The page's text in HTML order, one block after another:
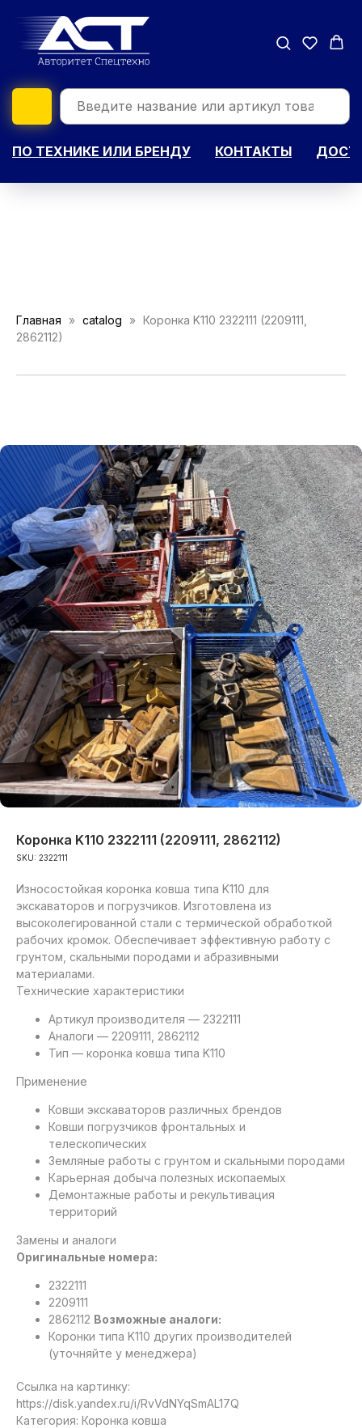
ПО ТЕХНИКЕ ИЛИ БРЕНДУ КОНТАКТЫ
Главная catalog
Коронка K110 2322111 (2209111,
2862112)
Коронка K110 2322111 (2209111, 2862112)
SKU: 2322111
Износостойкая коронка ковша типа K110 для
экскаваторов и погрузчиков. Изготовлена из
высоколегированной стали с термической обработкой
рабочих кромок. Обеспечивает эффективную работу с
грунтом, скальными породами и абразивными
материалами.
Технические характеристики
Артикул производителя — 2322111
Аналоги — 2209111, 2862112
Тип — коронка ковша типа K110
Применение
Ковши экскаваторов различных брендов
Ковши погрузчиков фронтальных и
телескопических
Земляные работы с грунтом и скальными породами
Карьерная добыча полезных ископаемых
Демонтажные работы и рекультивация
территорий
Замены и аналоги
Оригинальные номера:
2322111
2209111
2862112 Возможные аналоги:
Коронки типа K110 других производителей
(уточняйте у менеджера)
Ссылка на картинку:
https://disk.yandex.ru/i/RvVdNYqSmAL17Q
Категория: Коронка ковша